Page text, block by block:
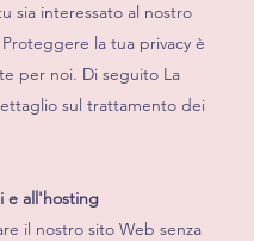
sia interessato al nostro
la tua privacy è
per noi. Di seguito La
sul trattamento dei
e all'hosting
il nostro sito Web senza